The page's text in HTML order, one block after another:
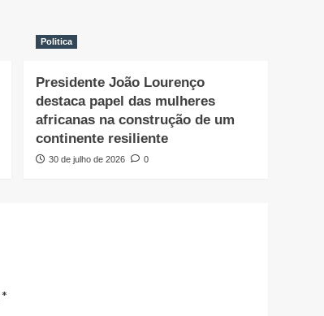
Politica
Presidente João Lourenço
destaca papel das mulheres
africanas na construção de um
continente resiliente
30 de julho de 2026 0
*